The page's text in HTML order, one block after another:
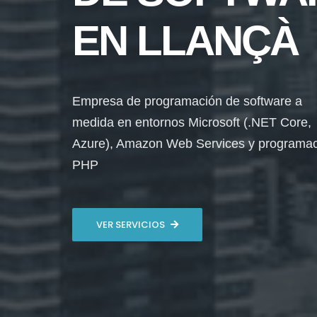
EN LLANÇÀ
Empresa de programación de software a
medida en entornos Microsoft (.NET Core,
Azure), Amazon Web Services y
PHP
VER SERVICIOS